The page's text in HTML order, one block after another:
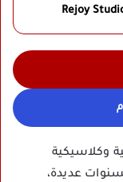
Rejoy
وكلاسيكية
عديدة،